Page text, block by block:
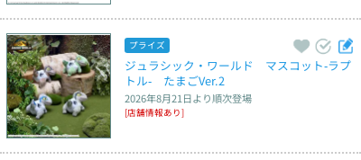
プライズ
ジュラシック・ワールド　マスコット‐ラプ
トル‐　たまごVer.2
2026年8月21日より順次登場
[店舗情報あり]